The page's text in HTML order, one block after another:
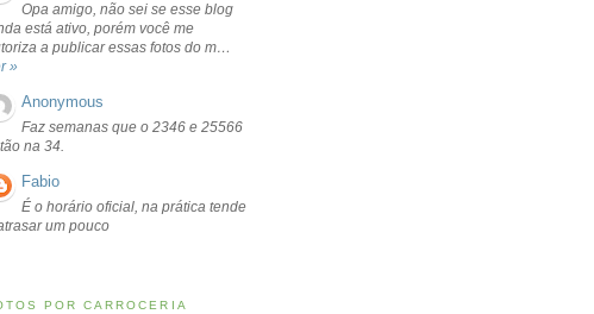
Opa amigo, não sei se esse blog
está ativo, porém você me
a publicar essas fotos do m…
»
Anonymous
Faz semanas que o 2346 e 25566
na 34.
Fabio
É o horário oficial, na prática tende
um pouco
POR CARROCERIA